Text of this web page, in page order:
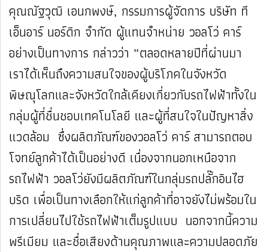
คุณณัฐวุฒิ เอนกพงษ์, กรรมการผู้จัดการ บริษัท ที
เอ็นอาร์ นอร์ดิก จำกัด ผู้แทนจำหน่าย วอลโว่ คาร์
อย่างเป็นทางการ กล่าวว่า “ตลอดหลายปีที่ผ่านมา
เราได้เห็นถึงความสนใจของผู้บริโภคในจังหวัด
พิษณุโลกและจังหวัดใกล้เคียงเกี่ยวกับรถไฟฟ้าทั้งใน
กลุ่มผู้ที่ชื่นชอบเทคโนโลยี และผู้ที่สนใจในปัญหาสิ่ง
แวดล้อม ซึ่งผลิตภัณฑ์ของวอลโว่ คาร์ สามารถตอบ
โจทย์ลูกค้าได้เป็นอย่างดี เนื่องจากนอกเหนือจาก
รถไฟฟ้า วอลโว่ยังมีผลิตภัณฑ์ในกลุ่มรถปลั๊กอินไฮ
บริด เพื่อเป็นทางเลือกให้แก่ลูกค้าที่อาจยังไม่พร้อมใน
การเปลี่ยนไปใช้รถไฟฟ้าเต็มรูปแบบ นอกจากนี้ความ
พรีเมียม และชื่อเสียงด้านคุณภาพและความปลอดภัย